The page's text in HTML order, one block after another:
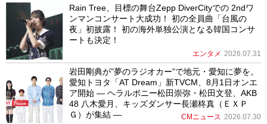
Rain Tree、目標の舞台Zepp DiverCityでの 2ndワ
ンマンコンサート大成功！ 初の全員曲「台風の
夜」初披露！ 初の海外単独公演となる韓国コンサ
ートも決定！
エンタメ 2026.07.31
岩田剛典が”夢のラジオカー”で地元・愛知に夢を。
愛知トヨタ「AT Dream」新TVCM、8月1日オンエ
ア開始 ― ヘラルボニー松田崇弥・松田文登、AKB
48 八木愛月、キッズダンサー長瀬柊真（ＥＸＰ
Ｇ）が集結 ―
CMニュース 2026.07.30